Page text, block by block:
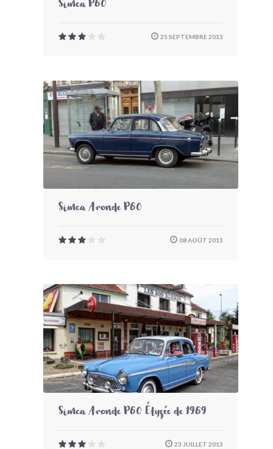
Simca P60
25 SEPTEMBRE 2013
Simca Aronde P60
08 AOÛT 2013
Simca Aronde P60 Élysée de 1969
23 JUILLET 2013